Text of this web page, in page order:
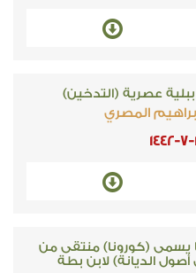
عصرية (التدخين)
المصري
1442-7-
يسمى (كورونا) منتقى من
أصول الديانة) لابن بطة